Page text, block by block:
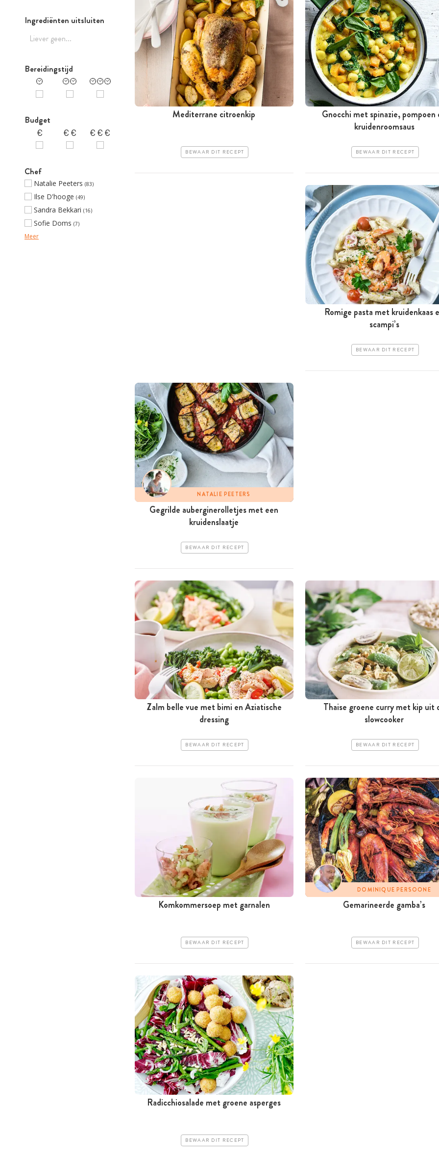
Ingrediënten uitsluiten
Bereidingstijd
Budget
Chef
Natalie Peeters (83)
Ilse D'hooge (49)
Sandra Bekkari (16)
Sofie Doms (7)
Meer
Mediterrane citroenkip
BEWAAR DIT RECEPT
Gnocchi met spinazie, pompoen
kruidenroomsaus
BEWAAR DIT RECEPT
Romige pasta met kruidenkaas
scampi’s
BEWAAR DIT RECEPT
NATALIE PEETERS
Gegrilde auberginerolletjes met een
kruidenslaatje
BEWAAR DIT RECEPT
Zalm belle vue met bimi en Aziatische
dressing
BEWAAR DIT RECEPT
Thaise groene curry met kip uit
slowcooker
BEWAAR DIT RECEPT
Komkommersoep met garnalen
BEWAAR DIT RECEPT
DOMINIQUE PERSOONE
Gemarineerde gamba’s
BEWAAR DIT RECEPT
Radicchiosalade met groene asperges
BEWAAR DIT RECEPT